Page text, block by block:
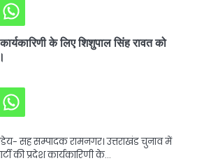
के लिए शिशुपाल सिंह रावत को
सह सम्पादक रामनगर। उत्तराखंड चुनाव में
की प्रदेश कार्यकारिणी के…